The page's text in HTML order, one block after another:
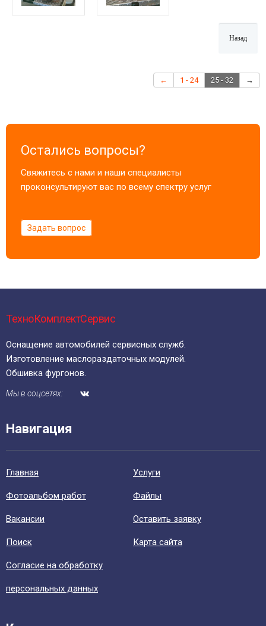
← 1 - 24 25 - 32 →
Остались вопросы?
Свяжитесь с нами и наши специалисты
проконсультируют вас по всему спектру услуг
Задать вопрос
ТехноКомплектСервис
Оснащение автомобилей сервисных служб.
Изготовление маслораздаточных модулей.
Обшивка фургонов.
Мы в соцсетях:
Навигация
Главная Уcлуги
Фотоальбом работ Файлы
Вакансии Оставить заявку
Поиск Карта сайта
Согласие на обработку
персональных данных